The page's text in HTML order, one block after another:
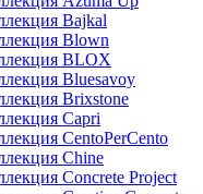
Bajkal
Blown
BLOX
Bluesavoy
Brixstone
Capri
CentoPerCento
Chine
Concrete Project